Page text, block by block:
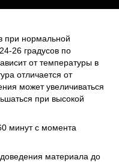
при нормальной
26 градусов по
от температуры в
отличается от
может увеличиваться
при высокой
минут с момента
материала до